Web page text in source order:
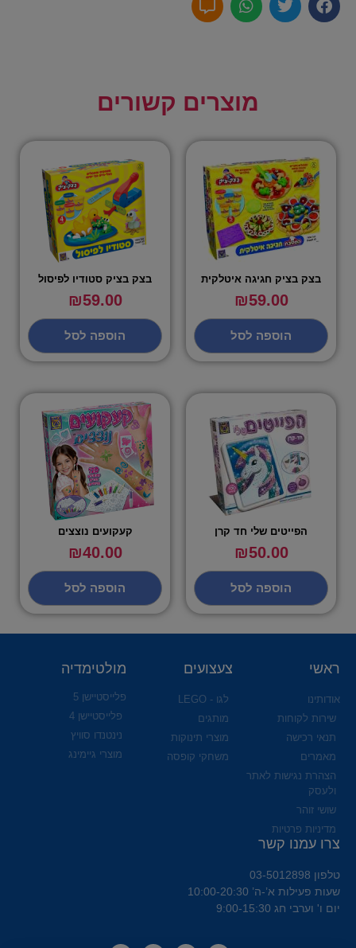
מוצרים קשורים
בצק בציק חגיגה איטלקית
₪59.00
הוספה לסל
בצק בציק סטודיו לפיסול
₪59.00
הוספה לסל
הפייטים שלי חד קרן
₪50.00
הוספה לסל
קעקועים נוצצים
₪40.00
הוספה לסל
ראשי
אודותינו
שירות לקוחות
תנאי רכישה
מאמרים
הצהרת נגישות לאתר
ולעסק
שושי זוהר
מדיניות פרטיות
צעצועים
לגו - LEGO
מותגים
מוצרי תינוקות
משחקי קופסה
מולטימדיה
פלייסטיישן 5
פלייסטיישן 4
נינטנדו סוויץ
מוצרי גיימינג
צרו עמנו קשר
טלפון 03-5012898
שעות פעילות א’-ה’ 10:00-20:30
יום ו' וערבי חג 9:00-15:30